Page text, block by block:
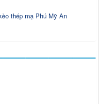
thép mạ Phú Mỹ An